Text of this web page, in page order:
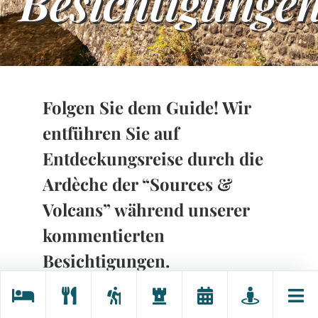
Folgen Sie dem Guide! Wir
entführen Sie auf
Entdeckungsreise durch die
Ardèche der “Sources &
Volcans” während unserer
kommentierten
Besichtigungen.